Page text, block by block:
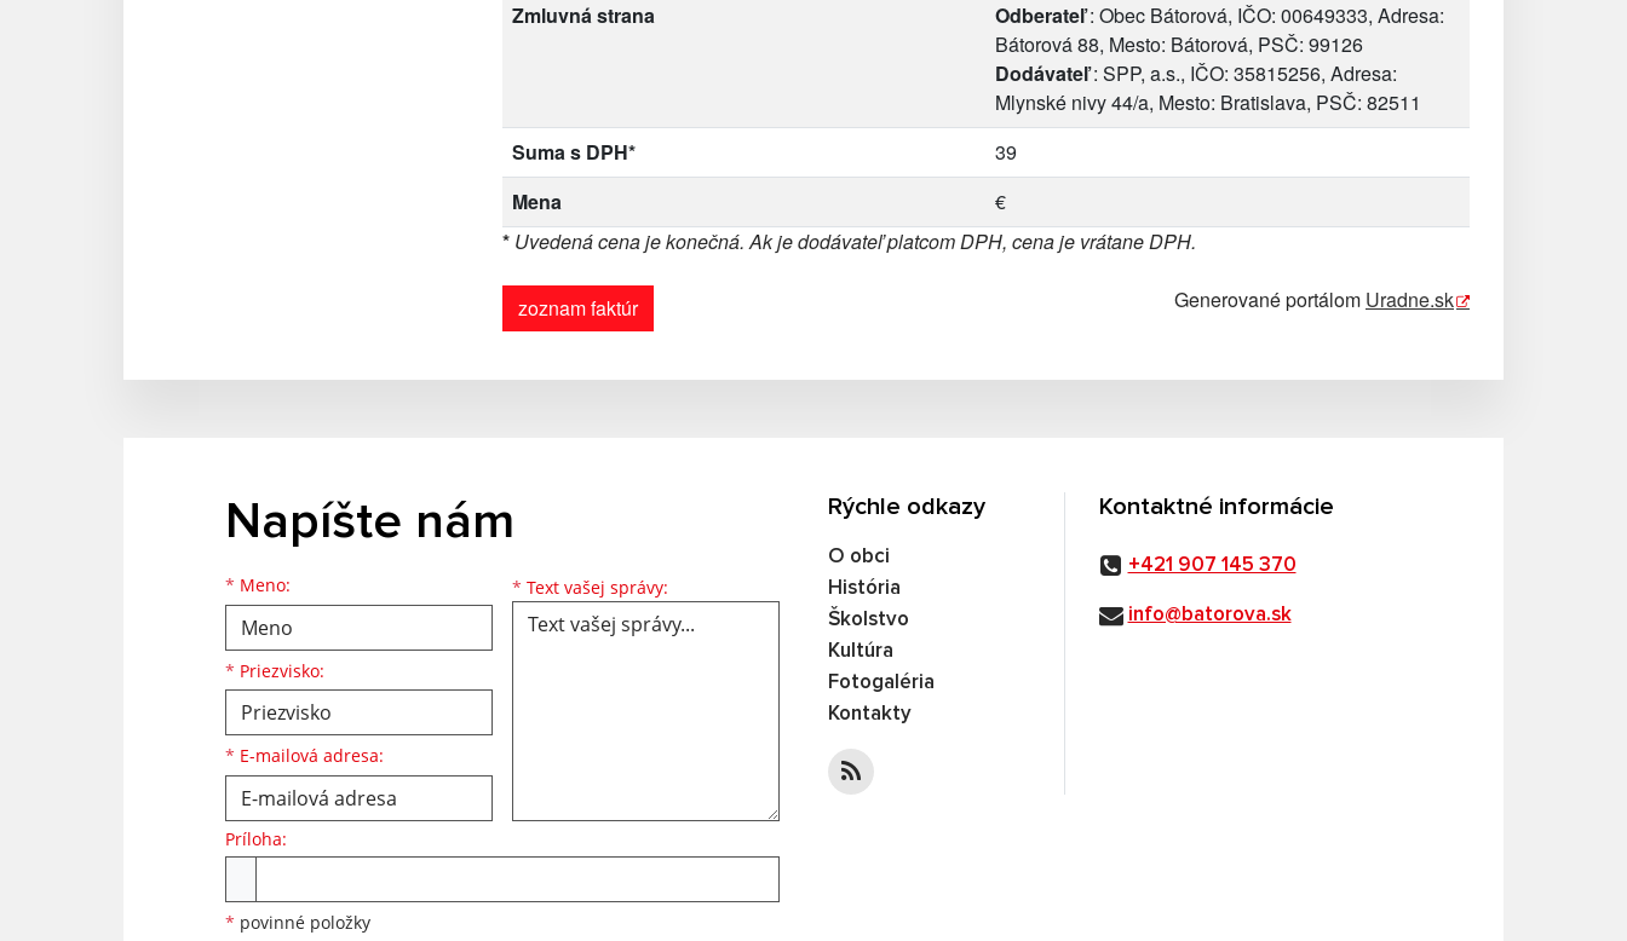
Zmluvná strana
Odberateľ: Obec Bátorová, IČO: 00649333, Adresa:
Bátorová 88, Mesto: Bátorová, PSČ: 99126
Dodávateľ: SPP, a.s., IČO: 35815256, Adresa:
Mlynské nivy 44/a, Mesto: Bratislava, PSČ: 82511
Suma s DPH*
39
Mena
€
* Uvedená cena je konečná. Ak je dodávateľ platcom DPH, cena je vrátane DPH.
zoznam faktúr Generované portálom Uradne.sk
Napíšte nám
* Meno:
Meno
* Priezvisko:
Priezvisko
* E-mailová adresa:
E-mailová adresa * Text vašej správy: Text vašej správy...
Príloha:
* povinné položky
Rýchle odkazy
O obci
História
Školstvo
Kultúra
Fotogaléria
Kontakty
Kontaktné informácie
+421 907 145 370
info@batorova.sk